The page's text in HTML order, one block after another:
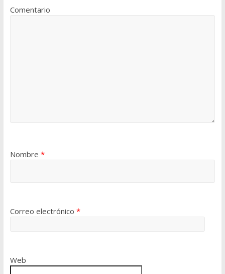
Comentario
Nombre *
Correo electrónico *
Web